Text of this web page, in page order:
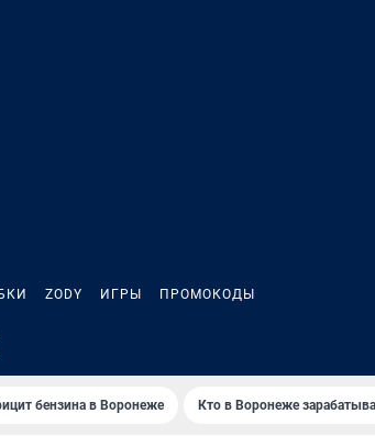
ZODY ИГРЫ ПРОМОКОДЫ
бензина в Воронеже Кто в Воронеже